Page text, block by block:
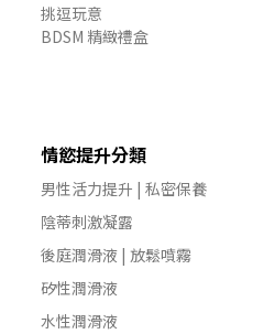
挑逗玩意
BDSM 精緻禮盒
情慾提升分類
男性活力提升 | 私密保養
陰蒂刺激凝露
後庭潤滑液 | 放鬆噴霧
矽性潤滑液
水性潤滑液